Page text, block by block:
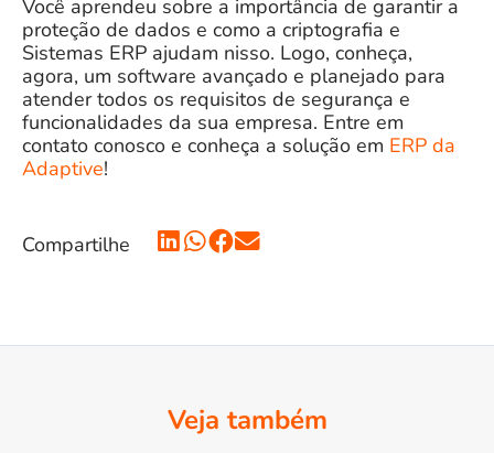
Você aprendeu sobre a importância de garantir a
proteção de dados e como a criptografia e
Sistemas ERP ajudam nisso. Logo, conheça,
agora, um software avançado e planejado para
atender todos os requisitos de segurança e
funcionalidades da sua empresa. Entre em
contato conosco e conheça a solução em ERP da
Adaptive!
Compartilhe
Veja também